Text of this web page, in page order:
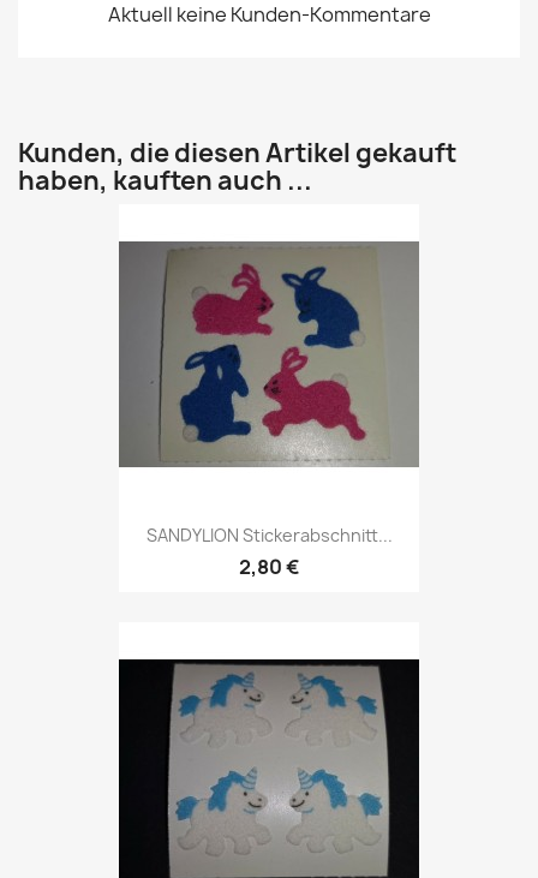
Aktuell keine Kunden-Kommentare
Kunden, die diesen Artikel gekauft
haben, kauften auch ...
SANDYLION Stickerabschnitt...
2,80 €